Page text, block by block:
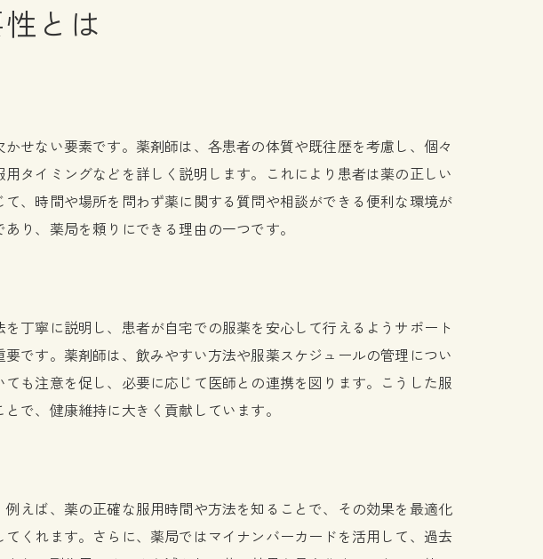
の内容紹介
与える貢献
す影響
維持法
理由
とは
せない要素です。薬剤師は、各患者の体質や既往歴を考慮し、個々
タイミングなどを詳しく説明します。これにより患者は薬の正しい
、時間や場所を問わず薬に関する質問や相談ができる便利な環境が
り、薬局を頼りにできる理由の一つです。
丁寧に説明し、患者が自宅での服薬を安心して行えるようサポート
です。薬剤師は、飲みやすい方法や服薬スケジュールの管理につい
も注意を促し、必要に応じて医師との連携を図ります。こうした服
で、健康維持に大きく貢献しています。
えば、薬の正確な服用時間や方法を知ることで、その効果を最適化
くれます。さらに、薬局ではマイナンバーカードを活用して、過去